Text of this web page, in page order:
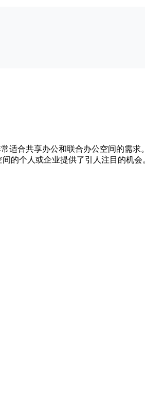
适合共享办公和联合办公空间的需
的个人或企业提供了引人注目的机会